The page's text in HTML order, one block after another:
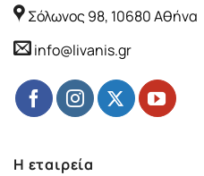
Σόλωνος 98, 10680 Αθήνα
info@livanis.gr
Η εταιρεία